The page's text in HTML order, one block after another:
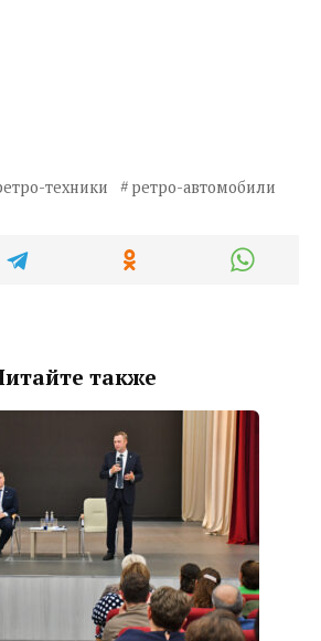
техники ретро-автомобили
также